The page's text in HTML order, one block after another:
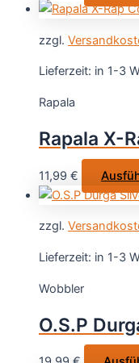
zzgl.
Lieferzeit: in 1-3
Rapala
Rapala X-
11,99 €
zzgl.
Lieferzeit: in 1-3
Wobbler
O.S.P